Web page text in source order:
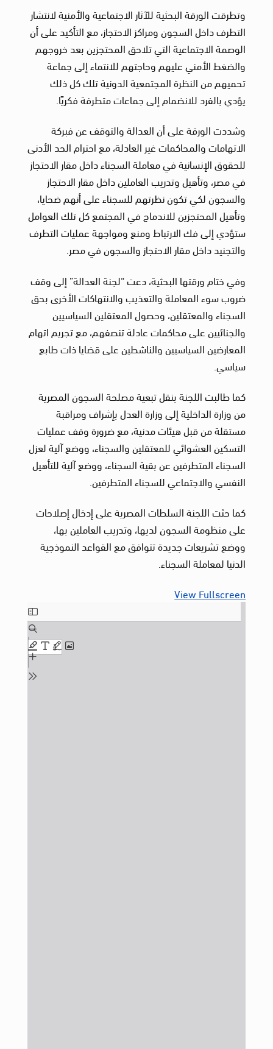
وتطرقت الورقة البحثية للآثار الاجتماعية والأمنية لانتشار
التطرف داخل السجون ومراكز الاحتجاز، مع التأكيد على أن
الوصمة الاجتماعية التي تلاحق المحتجزين بعد خروجهم
والضغط الأمني عليهم وحاجتهم للانتماء إلى جماعة
تحميهم من النظرة المجتمعية الدونية تلك كل ذلك
يؤدي بالفرد للانضمام إلى جماعات متطرفة فكريًا.
وشددت الورقة على أن العدالة والتوقف عن فبركة
الاتهامات والمحاكمات غير العادلة، مع احترام الحد الأدنى
للحقوق الإنسانية في معاملة السجناء داخل مقار الاحتجاز
في مصر، وتأهيل وتدريب العاملين داخل مقار الاحتجاز
والسجون لكي تكون نظرتهم للسجناء على أنهم ضحايا،
وتأهيل المحتجزين للاندماج في المجتمع كل تلك العوامل
ستؤدي إلى فك الارتباط ومنع ومواجهة عمليات التطرف
والتجنيد داخل مقار الاحتجاز والسجون في مصر.
وفي ختام ورقتها البحثية، دعت “لجنة العدالة” إلى وقف
ضروب سوء المعاملة والتعذيب والانتهاكات الأخرى بحق
السجناء والمعتقلين، وحصول المعتقلين السياسيين
والجنائيين على محاكمات عادلة تنصفهم، مع تجريم اتهام
المعارضين السياسيين والناشطين على قضايا ذات طابع
سياسي.
كما طالبت اللجنة بنقل تبعية مصلحة السجون المصرية
من وزارة الداخلية إلى وزارة العدل بإشراف ومراقبة
مستقلة من قبل هيئات مدنية، مع ضرورة وقف عمليات
التسكين العشوائي للمعتقلين والسجناء، ووضع آلية لعزل
السجناء المتطرفين عن بقية السجناء، ووضع آلية للتأهيل
النفسي والاجتماعي للسجناء المتطرفين.
كما حثت اللجنة السلطات المصرية على إدخال إصلاحات
على منظومة السجون لديها، وتدريب العاملين بها،
ووضع تشريعات جديدة تتوافق مع القواعد النموذجية
الدنيا لمعاملة السجناء.
View Fullscreen
to